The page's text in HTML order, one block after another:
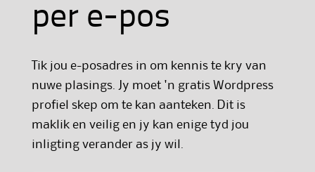
per e-pos
Tik jou e-posadres in om kennis te kry van
nuwe plasings. Jy moet 'n gratis Wordpress
profiel skep om te kan aanteken. Dit is
maklik en veilig en jy kan enige tyd jou
inligting verander as jy wil.